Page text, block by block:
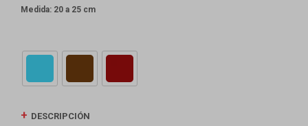
Medida: 20 a 25 cm
DESCRIPCIÓN